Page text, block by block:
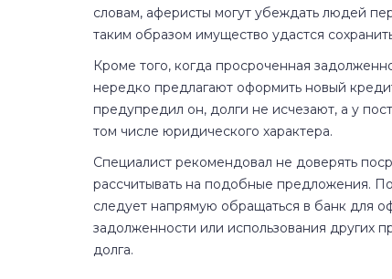
словам, аферисты могут убеждать людей
таким образом имущество удастся
Кроме того, когда просроченная
нередко предлагают оформить новый
предупредил он, долги не исчезают, а у
том числе юридического характера.
Специалист рекомендовал не доверять
рассчитывать на подобные предложения.
следует напрямую обращаться в банк для
задолженности или использования других
долга.